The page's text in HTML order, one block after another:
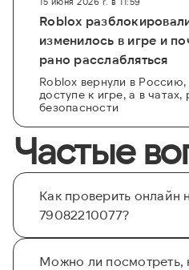
Roblox
изменилось в игре и
рано расслабляться
Roblox вернули в
доступе к игре, а в чатах,
безопасности
Частые
Как проверить онлайн
79082210077?
Можно ли посмотреть,